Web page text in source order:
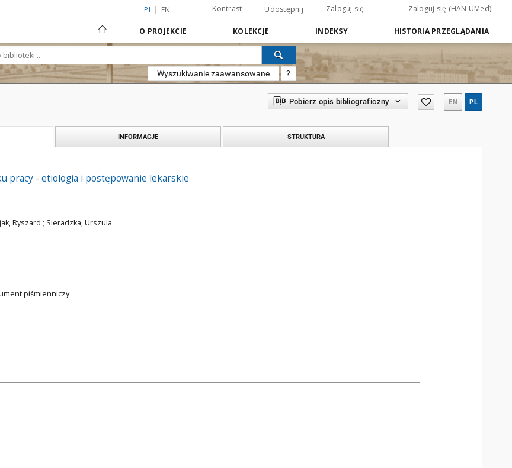
PL EN Kontrast Udostępnij Zaloguj się Zaloguj się (HAN UMed)
O PROJEKCIE KOLEKCJE INDEKSY HISTORIA PRZEGLĄDANIA
Wyszukiwanie zaawansowane ?
Pobierz opis bibliograficzny EN PL
INFORMACJE STRUKTURA
pracy - etiologia i postępowanie lekarskie
Ryszard ; Sieradzka, Urszula
piśmienniczy